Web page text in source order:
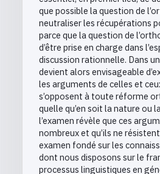
que possible la question de
neutraliser les récupérations
parce que la question de
d’être prise en charge dans
discussion rationnelle. Dans
devient alors envisageable
les arguments de celles et
s’opposent à toute réforme
quelle qu’en soit la nature ou
l’examen révèle que ces
nombreux et qu’ils ne
examen fondé sur les
dont nous disposons sur le
processus linguistiques en